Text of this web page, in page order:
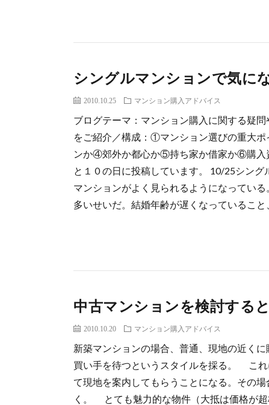
シングルマンションで気に
2010.10.25 マンション購入アドバイス
ブログテーマ：マンション購入に関する疑
をご紹介／構成：①マンション選びの重大
ンか④郊外か都心か⑤持ち家か借家か⑥購入
と１０の日に投稿しています。 10/25シン
マンションがよく見られるようになってい
多いせいだ。結婚年齢が遅くなっているこ
中古マンションを検討する
2010.10.20 マンション購入アドバイス
新築マンションの場合、普通、現地の近く
買い手を待つというスタイルを採る。 こ
て現地を案内してもらうことになる。その
く。 とても魅力的な物件（大抵は価格が